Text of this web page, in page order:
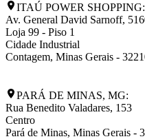
ITAÚ POWER SHOPPING:
Av. General David Sarnoff,
Loja 99 - Piso 1
Cidade Industrial
Contagem, Minas Gerais -
PARÁ DE MINAS, MG:
Rua Benedito Valadares, 153
Centro
Pará de Minas, Minas Gerais -